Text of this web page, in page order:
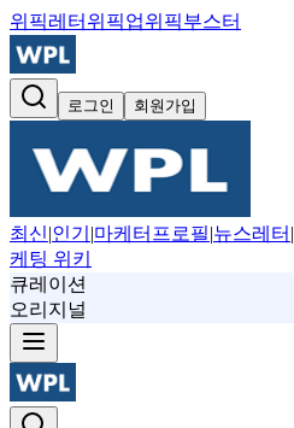
위픽레터 위픽업위픽부스터
로그인 회원가입
최신|인기 |마케터프로필|뉴스레터 |
케팅 위키
큐레이션
오리지널